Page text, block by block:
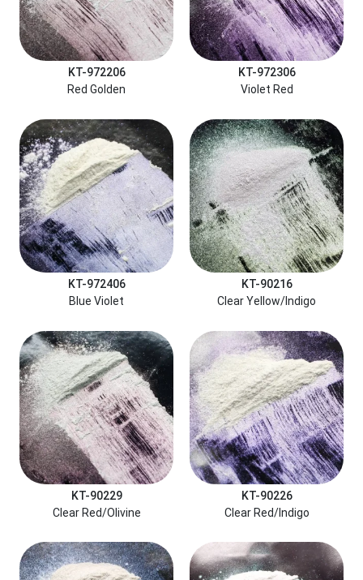
KT-972206
Red Golden
KT-972306
Violet Red
KT-972406
Blue Violet
KT-90216
Clear Yellow/Indigo
KT-90229
Clear Red/Olivine
KT-90226
Clear Red/Indigo